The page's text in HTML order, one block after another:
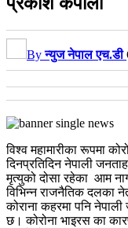
Byन्युज नेपाल एच.डी
विश्व महामारीका रूपमा
दिनप्रतिदिन नेपाली
मृत्युको दोसा रहेका ‌ आम
विभिन्न राजनैतिक दलका
कोराना कहरमा पनि
छ‌। कोरोना भाइरस का